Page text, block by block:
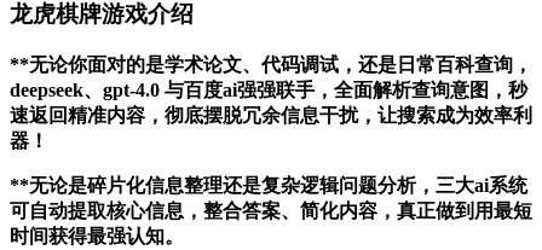
龙虎棋牌游戏介绍
**无论你面对的是学术论文、代码调试，还是日常百科查询，
deepseek、gpt-4.0 与百度ai强强联手，全面解析查询意图，秒
速返回精准内容，彻底摆脱冗余信息干扰，让搜索成为效率利
器！
**无论是碎片化信息整理还是复杂逻辑问题分析，三大ai系统
可自动提取核心信息，整合答案、简化内容，真正做到用最短
时间获得最强认知。